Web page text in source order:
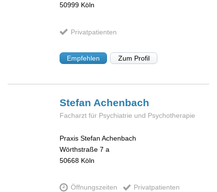
50999 Köln
Privatpatienten
Empfehlen Zum Profil
Stefan Achenbach
Facharzt für Psychiatrie und Psychotherapie
Praxis Stefan Achenbach
Wörthstraße 7 a
50668 Köln
Öffnungszeiten Privatpatienten